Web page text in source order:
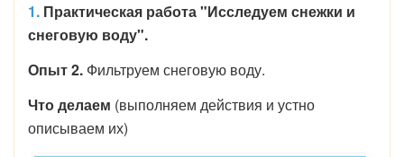
1. Практическая работа "Исследуем снежки и
снеговую воду".
Опыт 2. Фильтруем снеговую воду.
Что делаем (выполняем действия и устно
описываем их)